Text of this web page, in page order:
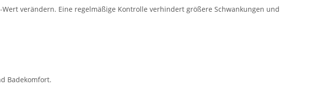
verändern. Eine regelmäßige Kontrolle verhindert größere Schwankungen und
Badekomfort.